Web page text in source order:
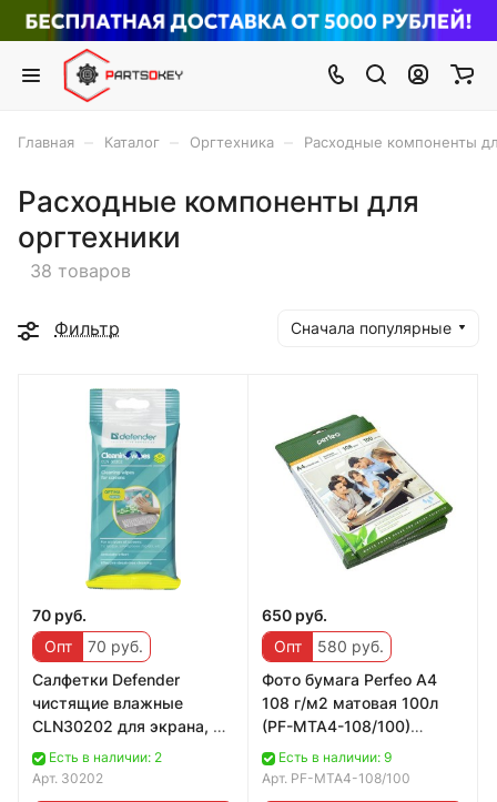
Главная Каталог Оргтехника Расходные компоненты
Расходные компоненты для
оргтехники
38 товаров
Фильтр Сначала популярные
70 руб.
Опт
70 руб.
Салфетки Defender
чистящие влажные
CLN30202 для экрана, в
мяг. уп (20шт), (30202)
Есть в наличии: 2
Арт. 30202
650 руб.
Опт
580 руб.
Фото бумага Perfeo A4
108 г/м2 матовая 100л
(PF-MTA4-108/100)
(М05)/20
Есть в наличии: 9
Арт. PF-MTA4-108/100